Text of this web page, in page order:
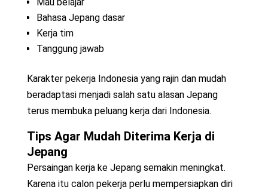
Bahasa Jepang dasar
Kerja tim
Tanggung jawab
Karakter pekerja Indonesia yang rajin dan mudah
beradaptasi menjadi salah satu alasan Jepang
terus membuka peluang kerja dari Indonesia.
Tips Agar Mudah Diterima Kerja di
Jepang
Persaingan kerja ke Jepang semakin meningkat.
Karena itu calon pekerja perlu mempersiapkan diri